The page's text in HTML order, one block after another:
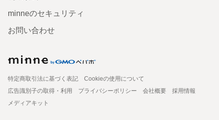
minneのセキュリティ
お問い合わせ
特定商取引法に基づく表記
Cookieの使用について
広告識別子の取得・利用
プライバシーポリシー 会社概要
採用情報
メディアキット